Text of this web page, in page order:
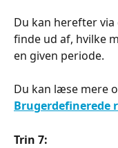
Du kan herefter via
finde ud af, hvilke
en given periode.
Du kan læse mere
Brugerdefinerede
Trin 7: